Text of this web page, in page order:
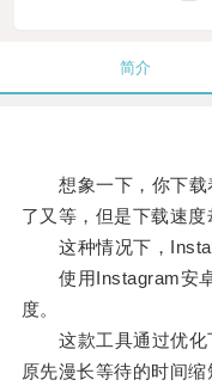
简介
想象一下，你下载
了又等，但是下载速度
这种情况下，
使用Instagram安卓
度。
这款工具通过优化
原先漫长等待的时间缩